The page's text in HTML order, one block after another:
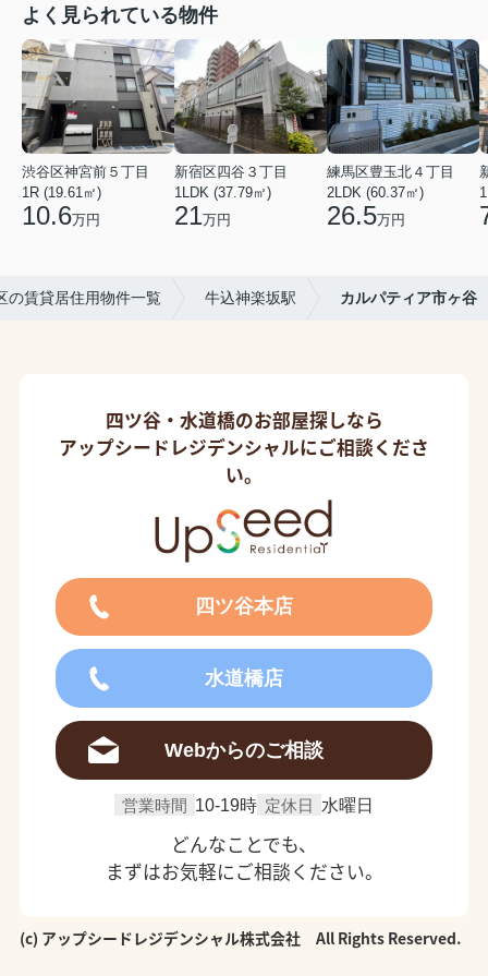
よく見られている物件
渋谷区神宮前５丁目
1R (19.61㎡)
10.6万円
新宿区四谷３丁目
1LDK (37.79㎡)
21万円
練馬区豊玉北４丁目
2LDK (60.37㎡)
26.5万円
の賃貸居住用物件一覧 牛込神楽坂駅 カルパティア市ヶ谷
四ツ谷・水道橋のお部屋探しなら
アップシードレジデンシャルにご相談くださ
い。
四ツ谷本店
水道橋店
Webからのご相談
営業時間 10-19時 定休日 水曜日
どんなことでも、
まずはお気軽にご相談ください。
(c) アップシードレジデンシャル株式会社 All Rights Reserved.